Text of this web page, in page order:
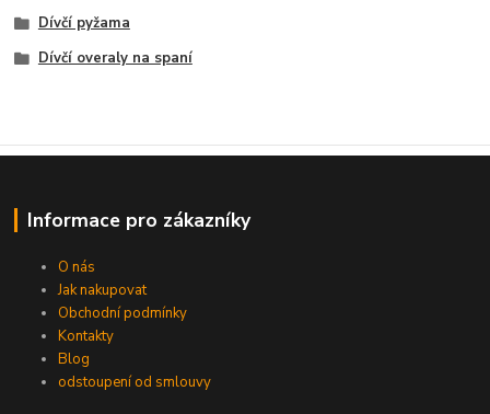
Dívčí pyžama
Dívčí overaly na spaní
Informace pro zákazníky
O nás
Jak nakupovat
Obchodní podmínky
Kontakty
Blog
odstoupení od smlouvy